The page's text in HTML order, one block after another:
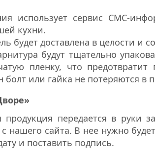
использует сервис СМС-
кухни.
будет доставлена в целости и
будут тщательно
пленку, что
или гайка не потеряются в
передается в руки
нашего сайта. В нее нужно
и поставить подпись.